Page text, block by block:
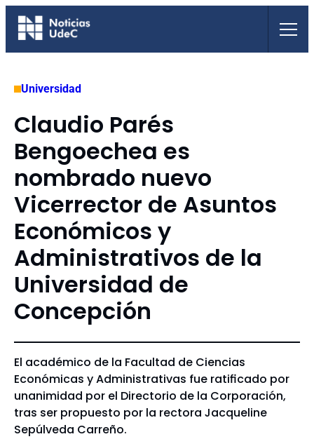
Saltar
Universidad
Claudio Parés
Bengoechea es
nombrado nuevo
Vicerrector de Asuntos
Económicos y
Administrativos de la
Universidad de
Concepción
El académico de la Facultad de Ciencias
Económicas y Administrativas fue ratificado por
unanimidad por el Directorio de la Corporación,
tras ser propuesto por la rectora Jacqueline
Sepúlveda Carreño.